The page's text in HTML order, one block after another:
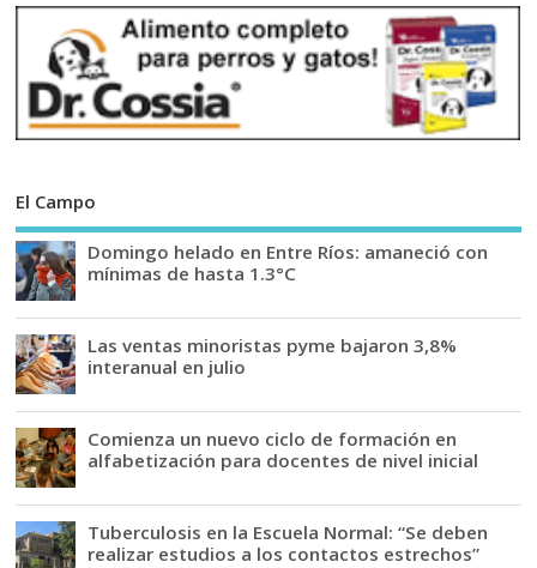
El Campo
Domingo helado en Entre Ríos: amaneció con
mínimas de hasta 1.3°C
Las ventas minoristas pyme bajaron 3,8%
interanual en julio
Comienza un nuevo ciclo de formación en
alfabetización para docentes de nivel inicial
Tuberculosis en la Escuela Normal: “Se deben
realizar estudios a los contactos estrechos”